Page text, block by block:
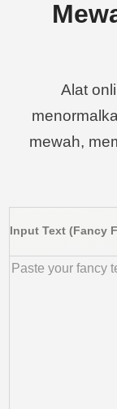
Alat
mewah,
Input Text (Fancy